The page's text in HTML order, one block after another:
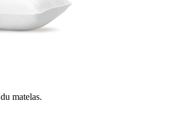
matelas.